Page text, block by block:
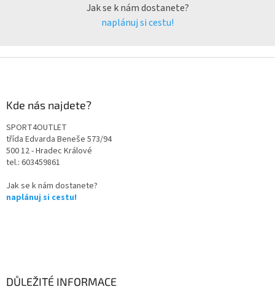
Jak se k nám dostanete?
naplánuj si cestu!
Kde nás najdete?
SPORT4OUTLET
třída Edvarda Beneše 573/94
500 12 - Hradec Králové
tel.: 603459861
Jak se k nám dostanete?
naplánuj si cestu!
DŮLEŽITÉ INFORMACE